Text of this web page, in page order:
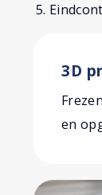
3D
en